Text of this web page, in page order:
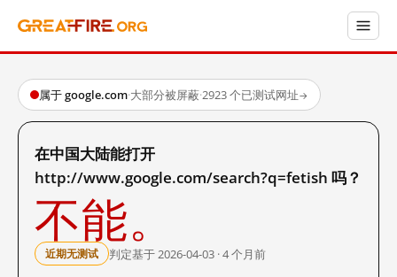
属于 google.com·大部分被屏蔽·2923 个已测试网址→
在中国大陆能打开
http://www.google.com/search?q=fetish 吗？
不能。
近期无测试 判定基于 2026-04-03 · 4 个月前